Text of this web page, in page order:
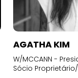
AGATHA KIM
W/MCCANN -
Sócio